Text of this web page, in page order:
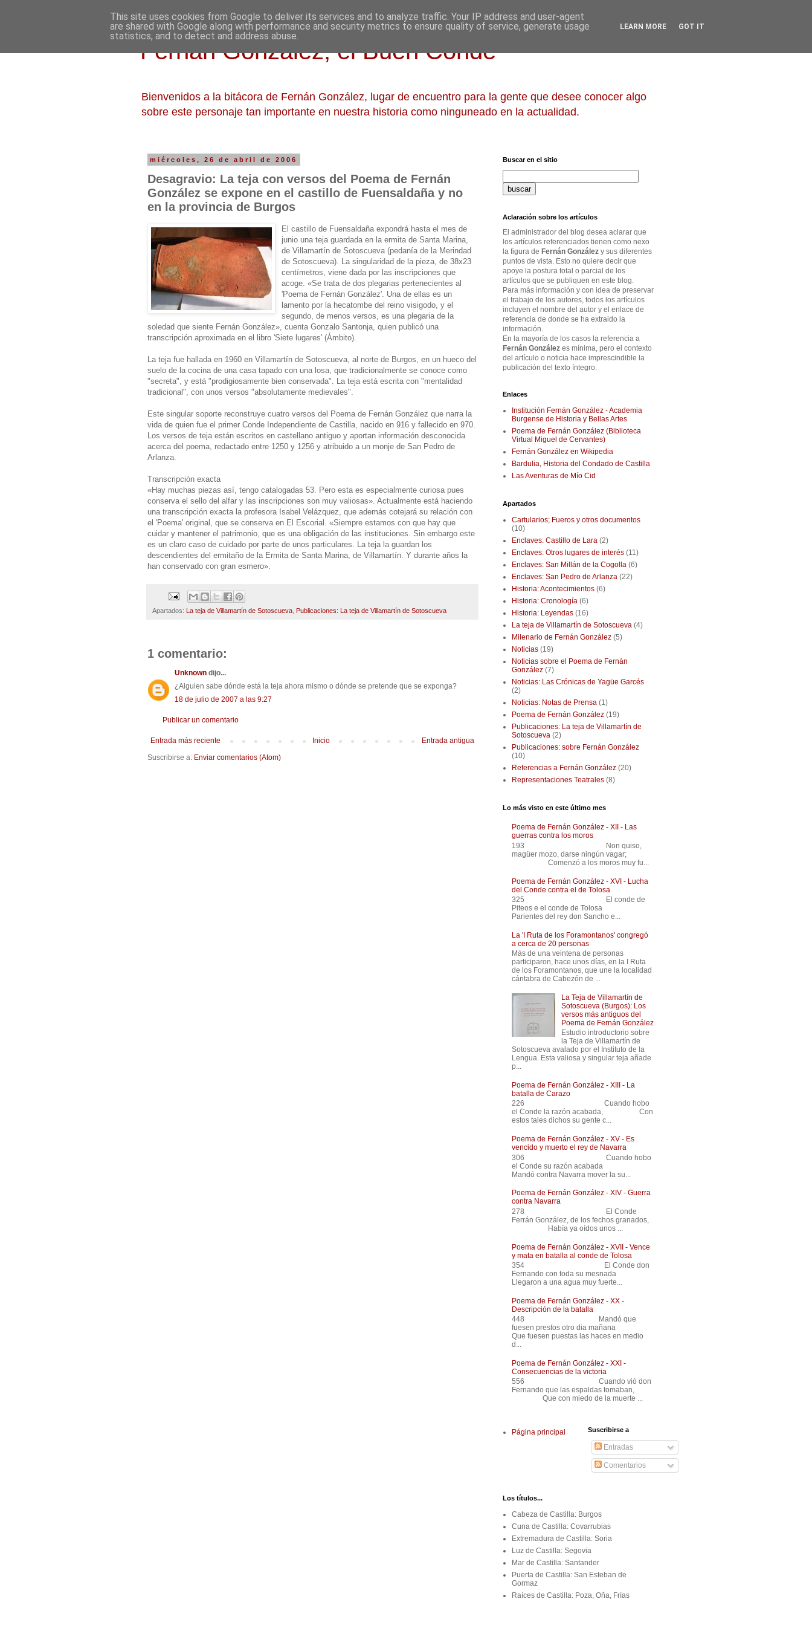
Fernán González, el Buen Conde
Bienvenidos a la bitácora de Fernán González, lugar de encuentro para la gente que desee conocer algo
sobre este personaje tan importante en nuestra historia como ninguneado en la actualidad.
miércoles, 26 de abril de 2006
Desagravio: La teja con versos del Poema de Fernán
González se expone en el castillo de Fuensaldaña y no
en la provincia de Burgos
El castillo de Fuensaldaña expondrá hasta el mes de
junio una teja guardada en la ermita de Santa Marina,
de Villamartín de Sotoscueva (pedanía de la Merindad
de Sotoscueva). La singularidad de la pieza, de 38x23
centímetros, viene dada por las inscripciones que
acoge. «Se trata de dos plegarias pertenecientes al
'Poema de Fernán González'. Una de ellas es un
lamento por la hecatombe del reino visigodo, y el
segundo, de menos versos, es una plegaria de la
soledad que siente Fernán González», cuenta Gonzalo Santonja, quien publicó una
transcripción aproximada en el libro 'Siete lugares' (Ámbito).
La teja fue hallada en 1960 en Villamartín de Sotoscueva, al norte de Burgos, en un hueco del
suelo de la cocina de una casa tapado con una losa, que tradicionalmente se conoce como
"secreta", y está "prodigiosamente bien conservada". La teja está escrita con "mentalidad
tradicional", con unos versos "absolutamente medievales".
Este singular soporte reconstruye cuatro versos del Poema de Fernán González que narra la
vida de quien fue el primer Conde Independiente de Castilla, nacido en 916 y fallecido en 970.
Los versos de teja están escritos en castellano antiguo y aportan información desconocida
acerca del poema, redactado entre 1250 y 1256 y atribuido a un monje de San Pedro de
Arlanza.
Transcripción exacta
«Hay muchas piezas así, tengo catalogadas 53. Pero esta es especialmente curiosa pues
conserva el sello del alfar y las inscripciones son muy valiosas». Actualmente está haciendo
una transcripción exacta la profesora Isabel Velázquez, que además cotejará su relación con
el 'Poema' original, que se conserva en El Escorial. «Siempre estamos con que hay que
cuidar y mantener el patrimonio, que es una obligación de las instituciones. Sin embargo este
es un claro caso de cuidado por parte de unos particulares. La teja la guardan los
descendientes del ermitaño de la Ermita de Santa Marina, de Villamartín. Y durante años la
han conservado con gran esmero».
Apartados: La teja de Villamartín de Sotoscueva Publicaciones: La teja de Villamartín de Sotoscueva
1 comentario:
Unknown dijo...
¿Alguien sabe dónde está la teja ahora mismo o dónde se pretende que se exponga?
18 de julio de 2007 a las 9:27
Publicar un comentario
Entrada más reciente Entrada antigua
Inicio
Suscribirse a: Enviar comentarios (Atom)
Buscar en el sitio
Aclaración sobre los artículos
El administrador del blog desea aclarar que
los artículos referenciados tienen como nexo
la figura de Fernán González y sus diferentes
puntos de vista. Esto no quiere decir que
apoye la postura total o parcial de los
artículos que se publiquen en este blog.
Para más información y con idea de preservar
el trabajo de los autores, todos los artículos
incluyen el nombre del autor y el enlace de
referencia de donde se ha extraido la
información.
En la mayoría de los casos la referencia a
Fernán González es mínima, pero el contexto
del artículo o noticia hace imprescindible la
publicación del texto íntegro.
Enlaces
Institución Fernán González - Academia
Burgense de Historia y Bellas Artes
Poema de Fernán González (Biblioteca
Virtual Miguel de Cervantes)
Fernán González en Wikipedia
Bardulia, Historia del Condado de Castilla
Las Aventuras de Mío Cid
Apartados
Cartularios; Fueros y otros documentos
(10)
Enclaves: Castillo de Lara (2)
Enclaves: Otros lugares de interés (11)
Enclaves: San Millán de la Cogolla (6)
Enclaves: San Pedro de Arlanza (22)
Historia: Acontecimientos (6)
Historia: Cronología (6)
Historia: Leyendas (16)
La teja de Villamartín de Sotoscueva (4)
Milenario de Fernán González (5)
Noticias (19)
Noticias sobre el Poema de Fernán
González (7)
Noticias: Las Crónicas de Yagüe Garcés
(2)
Noticias: Notas de Prensa (1)
Poema de Fernán González (19)
Publicaciones: La teja de Villamartín de
Sotoscueva (2)
Publicaciones: sobre Fernán González
(10)
Referencias a Fernán González (20)
Representaciones Teatrales (8)
Lo más visto en este último mes
Poema de Fernán González - XII - Las
guerras contra los moros
193 Non quiso,
magüer mozo, darse ningún vagar;
Comenzó a los moros muy fu...
Poema de Fernán González - XVI - Lucha
del Conde contra el de Tolosa
325 El conde de
Piteos e el conde de Tolosa
Parientes del rey don Sancho e...
La 'I Ruta de los Foramontanos' congregó
a cerca de 20 personas
Más de una veintena de personas
participaron, hace unos días, en la I Ruta
de los Foramontanos, que une la localidad
cántabra de Cabezón de ...
La Teja de Villamartín de
Sotoscueva (Burgos): Los
versos más antiguos del
Poema de Fernán González
Estudio introductorio sobre
la Teja de Villamartín de
Sotoscueva avalado por el Instituto de la
Lengua. Esta valiosa y singular teja añade
p...
Poema de Fernán González - XIII - La
batalla de Carazo
226 Cuando hobo
el Conde la razón acabada, Con
estos tales dichos su gente c...
Poema de Fernán González - XV - Es
vencido y muerto el rey de Navarra
306 Cuando hobo
el Conde su razón acabada
Mandó contra Navarra mover la su...
Poema de Fernán González - XIV - Guerra
contra Navarra
278 El Conde
Ferrán González, de los fechos granados,
Había ya oídos unos ...
Poema de Fernán González - XVII - Vence
y mata en batalla al conde de Tolosa
354 El Conde don
Fernando con toda su mesnada
Llegaron a una agua muy fuerte...
Poema de Fernán González - XX -
Descripción de la batalla
448 Mandó que
fuesen prestos otro dia mañana
Que fuesen puestas las haces en medio
d...
Poema de Fernán González - XXI -
Consecuencias de la victoria
556 Cuando vió don
Fernando que las espaldas tomaban,
Que con miedo de la muerte ...
Página principal Suscribirse a
Entradas
Comentarios
Los títulos...
Cabeza de Castilla: Burgos
Cuna de Castilla: Covarrubias
Extremadura de Castilla: Soria
Luz de Castilla: Segovia
Mar de Castilla: Santander
Puerta de Castilla: San Esteban de
Gormaz
Raíces de Castilla: Poza, Oña, Frías
This site uses cookies from Google to deliver its services and to analyze traffic. Your IP address and user-agent
are shared with Google along with performance and security metrics to ensure quality of service, generate usage
statistics, and to detect and address abuse.
LEARN MORE GOT IT